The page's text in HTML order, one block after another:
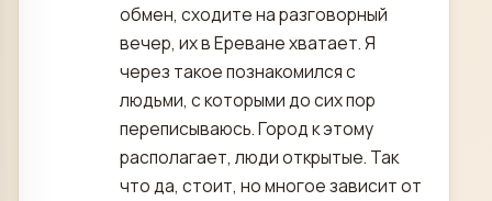
обмен, сходите на разговорный
вечер, их в Ереване хватает. Я
через такое познакомился с
людьми, с которыми до сих пор
переписываюсь. Город к этому
располагает, люди открытые. Так
что да, стоит, но многое зависит от